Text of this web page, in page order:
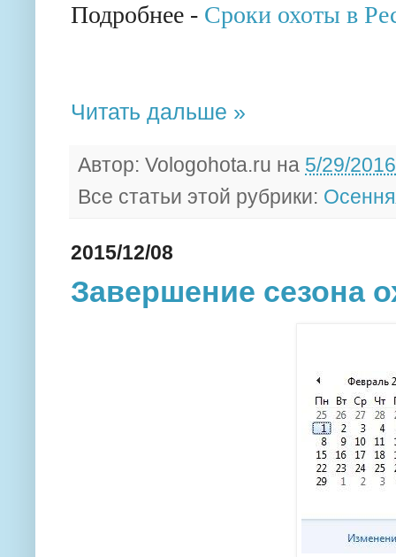
Подробнее - Сроки охоты в
Читать дальше »
Автор: Vologohota.ru на 5/29/2016
Все статьи этой рубрики:
2015/12/08
Завершение сезона